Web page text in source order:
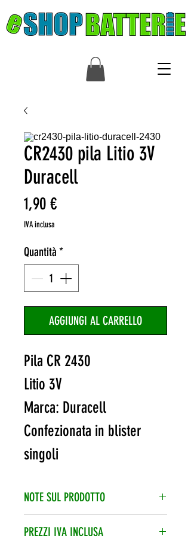
CR2430 pila Litio 3V
Duracell
1,90 €Prezzo
IVA inclusa
Quantità *
AGGIUNGI AL CARRELLO
Pila CR 2430
Litio 3V
Marca: Duracell
Confezionata in blister
singoli
NOTE SUL PRODOTTO
Quando hai inserito i prodotti nel
PREZZI IVA INCLUSA